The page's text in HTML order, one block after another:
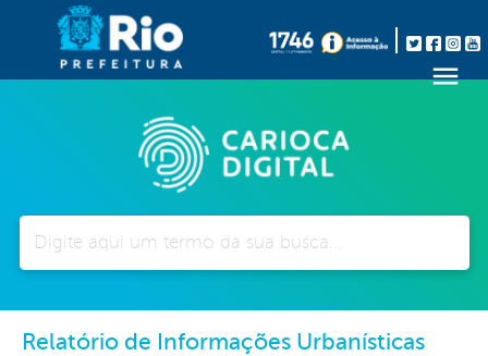
Relatório de Informações Urbanísticas